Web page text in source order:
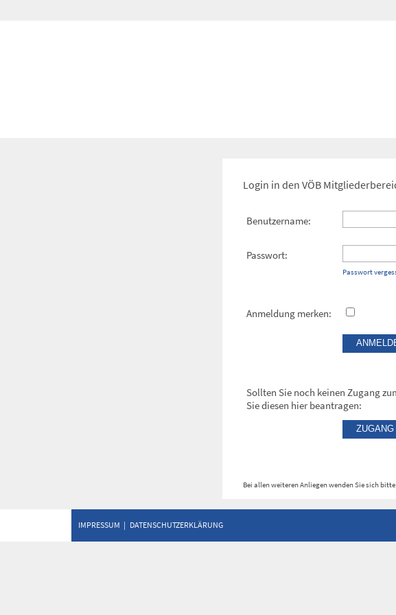
Login in den VÖB
Benutzername:
Passwort:
Passwort
Anmeldung merken:
Sollten Sie noch keinen Zugang
Sie diesen hier beantragen:
Bei allen weiteren Anliegen wenden Sie sich bitte
IMPRESSUM | DATENSCHUTZERKLÄRUNG